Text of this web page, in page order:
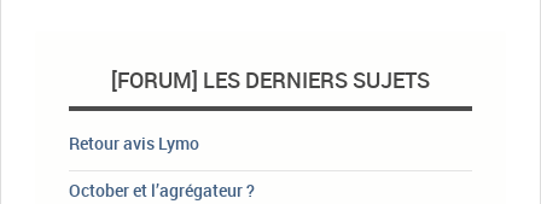
[FORUM] LES DERNIERS SUJETS
Retour avis Lymo
October et l’agrégateur ?